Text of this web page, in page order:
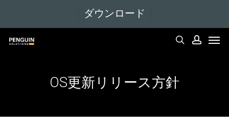
ダウンロード
OS更新リリース方針